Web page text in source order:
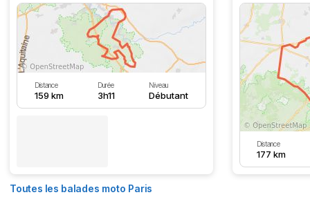
Distance
159 km
Durée
3h11
Niveau
Débutant
Distance
177 km
Toutes les balades moto Paris